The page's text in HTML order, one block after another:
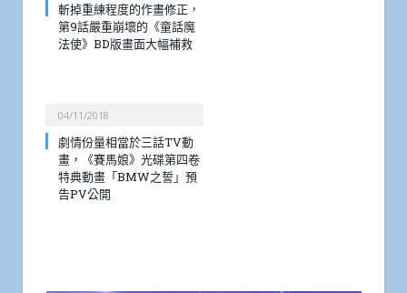
斬掉重練程度的作畫修正，
第9話嚴重崩壞的《童話魔
法使》BD版畫面大幅補救
04/11/2018
劇情份量相當於三話TV動
畫，《賽馬娘》光碟第四卷
特典動畫「BMW之誓」預
告PV公開